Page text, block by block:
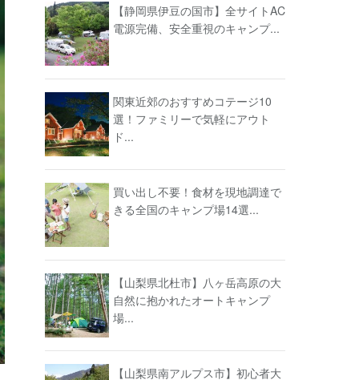
【静岡県伊豆の国市】全サイトAC
電源完備、安全重視のキャンプ...
関東近郊のおすすめコテージ10
選！ファミリーで気軽にアウト
ド...
買い出し不要！食材を現地調達で
きる全国のキャンプ場14選...
【山梨県北杜市】八ヶ岳高原の大
自然に抱かれたオートキャンプ
場...
【山梨県南アルプス市】初心者大